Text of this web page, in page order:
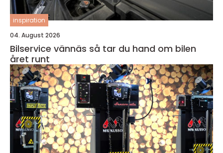
inspiration
04. August 2026
Bilservice vännäs så tar du hand om bilen
året runt